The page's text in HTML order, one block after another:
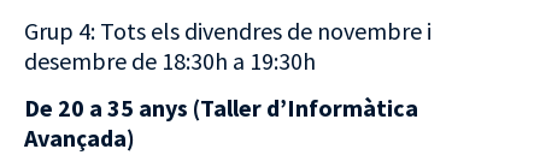
Grup 4: Tots els divendres de novembre i
desembre de 18:30h a 19:30h
De 20 a 35 anys (Taller d’Informàtica
Avançada)